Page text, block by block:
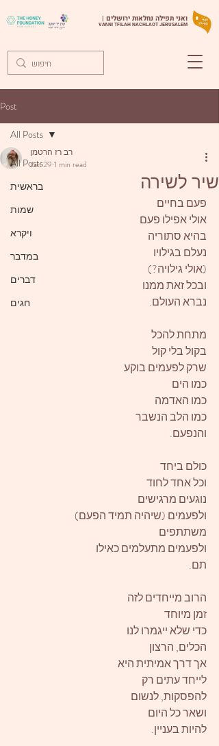
ואני תפילה נחלאות ירושלים |
VA'ANI TFILAH NACHLAOT JERUSALEM
Post
All Posts
בראשית
שמות
ויקרא
במדבר
דברים
חגים
All Posts
שיר לשירה
רב רז הרטמן
Jan 29 1 min read
פעם בחיים
אולי אפילו פעם
בהיא סתוריה
נעלם בגילויו
(אולי גילויה?)
ובכל זאת ממנו
נברא העולם.
מתחת להכל
בקול בלי קול
שרק לפעמים בוקע
כמו הים
כמו האדמה
כמו הלב הנשבר
והנפעם.
כולם ביחד
וכל אחד לחוד
נוגעים מרגישים
ולפעמים (שיהיה תמיד הפעם)
משתתפים
ולפעמים מתעלמים כאילו
תם.
הרוב מייחדים לזה
זמן מיוחד
כדי שלא ייגמרו לנו
הכלים, הרצון
אך דרך אמיתית היא
לייחד עתים רק
להפסקות, לנשום
ושאר כל היום
להיות בעניין.